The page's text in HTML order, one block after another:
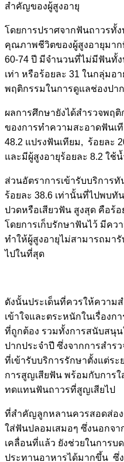
สำคัญของผู้สูงอายุ
โดยการปราศจากฟันถาวรทั้ง
คุณภาพชีวิตของผู้สูงอายุมาก
60-74 ปี มีจำนวนที่ไม่มีฟันทั้ง
เท่า หรือร้อยละ 31 ในกลุ่มอา
พฤติกรรมในการดูแลช่องปา
ผลการศึกษายังได้สำรวจพฤ
ของการทำความสะอาดฟันเ
48.2 แปรงฟันเทียม, ร้อยละ
และมีผู้สูงอายุร้อยละ 8.2 ใช้น้
ส่วนอัตราการเข้ารับบริการ
ร้อยละ 38.6 เท่านั้นที่ไปพบทั
ปวดหรือเสียวฟัน สูงสุด คือร้อ
โดยการเก็บรักษาฟันไว้ มีค
ทำให้ผู้สูงอายุไม่สามารถมา
ไปในที่สุด
ดังนั้นประเด็นที่ควรให้ความ
เข้าใจและตระหนักในเรื่อง
ที่ถูกต้อง รวมทั้งการสนับสนุ
ปากประจำปี ซึ่งจากการสำร
ที่เข้ารับบริการรักษาตั้งแต่ระ
การสูญเสียฟัน พร้อมกับการ
ทดแทนฟันถาวรที่สูญเสียไป
ที่สำคัญลูกหลานควรสอดส่อ
ใส่ฟันปลอมเสมอๆ ซึ่งนอกจ
เคลื่อนที่แล้ว ยังช่วยในการบ
ประทานอาหารได้มากขึ้น ซึ่